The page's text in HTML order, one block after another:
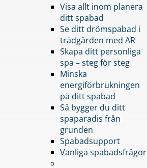
Visa allt inom planera
ditt spabad
Se ditt drömspabad i
trädgården med AR
Skapa ditt personliga
spa – steg för steg
Minska
energiförbrukningen
på ditt spabad
Så bygger du ditt
spaparadis från
grunden
Spabadsupport
Vanliga spabadsfrågor